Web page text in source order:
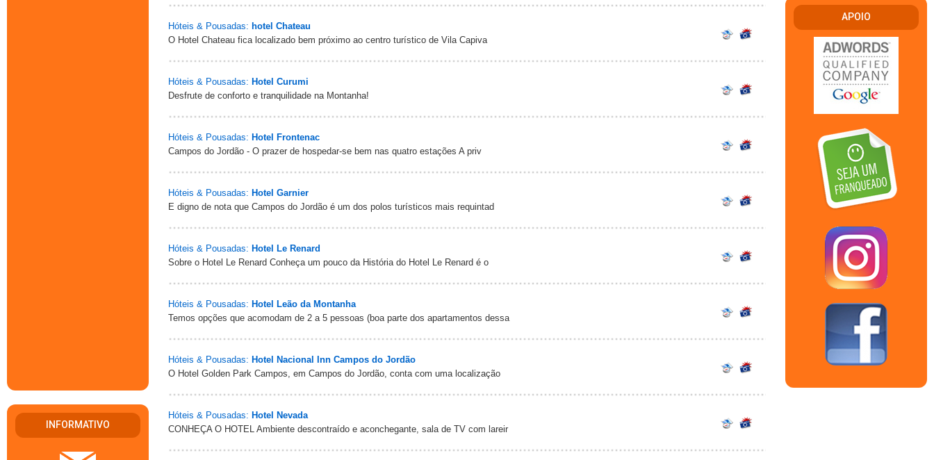
INFORMATIVO
Hóteis & Pousadas: hotel Chateau
O Hotel Chateau fica localizado bem próximo ao centro turístico de Vila Capiva
Hóteis & Pousadas: Hotel Curumi
Desfrute de conforto e tranquilidade na Montanha!
Hóteis & Pousadas: Hotel Frontenac
Campos do Jordão - O prazer de hospedar-se bem nas quatro estações A priv
Hóteis & Pousadas: Hotel Garnier
E digno de nota que Campos do Jordão é um dos polos turísticos mais requintad
Hóteis & Pousadas: Hotel Le Renard
Sobre o Hotel Le Renard Conheça um pouco da História do Hotel Le Renard é o
Hóteis & Pousadas: Hotel Leão da Montanha
Temos opções que acomodam de 2 a 5 pessoas (boa parte dos apartamentos dessa
Hóteis & Pousadas: Hotel Nacional Inn Campos do Jordão
O Hotel Golden Park Campos, em Campos do Jordão, conta com uma localização
Hóteis & Pousadas: Hotel Nevada
CONHEÇA O HOTEL Ambiente descontraído e aconchegante, sala de TV com lareir
APOIO